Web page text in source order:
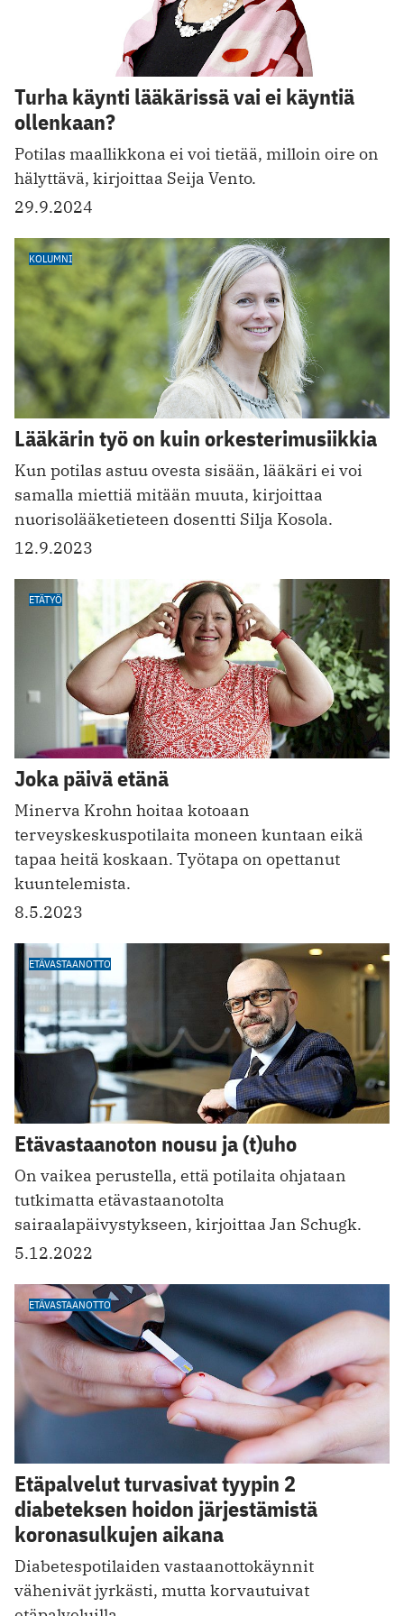
Turha käynti lääkärissä vai ei käyntiä
ollenkaan?
Potilas maallikkona ei voi tietää, milloin oire on
hälyttävä, kirjoittaa Seija Vento.
29.9.2024
KOLUMNI
Lääkärin työ on kuin orkesterimusiikkia
Kun potilas astuu ovesta sisään, lääkäri ei voi
samalla miettiä mitään muuta, kirjoittaa
nuorisolääketieteen dosentti Silja Kosola.
12.9.2023
ETÄTYÖ
Joka päivä etänä
Minerva Krohn hoitaa kotoaan
terveyskeskuspotilaita moneen kuntaan eikä
tapaa heitä koskaan. Työtapa on opettanut
kuuntelemista.
8.5.2023
ETÄVASTAANOTTO
Etävastaanoton nousu ja (t)uho
On vaikea perustella, että potilaita ohjataan
tutkimatta etävastaanotolta
sairaalapäivystykseen, kirjoittaa Jan Schugk.
5.12.2022
ETÄVASTAANOTTO
Etäpalvelut turvasivat tyypin 2
diabeteksen hoidon järjestämistä
koronasulkujen aikana
Diabetespotilaiden vastaanotto käynnit
vähenivät jyrkästi, mutta korvautuivat